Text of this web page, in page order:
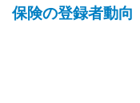
保険の登録者動向